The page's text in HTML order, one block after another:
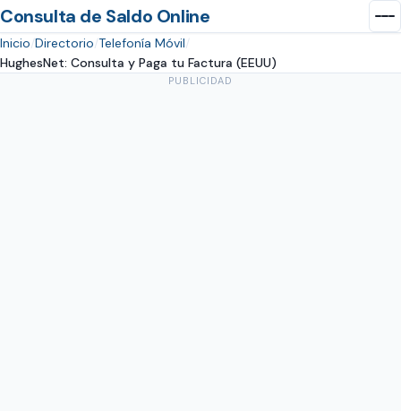
Consulta de Saldo Online
Inicio Directorio Telefonía Móvil
HughesNet: Consulta y Paga tu Factura (EEUU)
PUBLICIDAD